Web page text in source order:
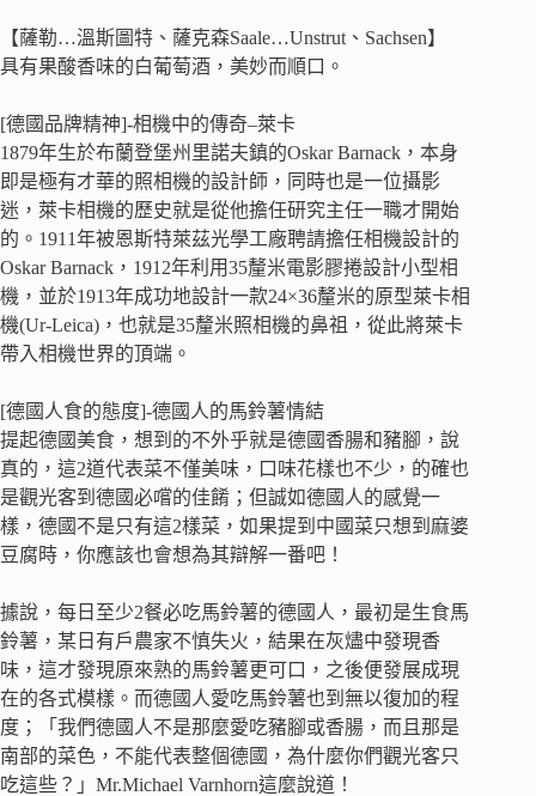
【薩勒…溫斯圖特、薩克森Saale…Unstrut、Sachsen】
具有果酸香味的白葡萄酒，美妙而順口。
[德國品牌精神]-相機中的傳奇–萊卡
1879年生於布蘭登堡州里諾夫鎮的Oskar Barnack，本身
即是極有才華的照相機的設計師，同時也是一位攝影
迷，萊卡相機的歷史就是從他擔任研究主任一職才開始
的。1911年被恩斯特萊茲光學工廠聘請擔任相機設計的
Oskar Barnack，1912年利用35釐米電影膠捲設計小型相
機，並於1913年成功地設計一款24×36釐米的原型萊卡相
機(Ur-Leica)，也就是35釐米照相機的鼻祖，從此將萊卡
帶入相機世界的頂端。
[德國人食的態度]-德國人的馬鈴薯情結
提起德國美食，想到的不外乎就是德國香腸和豬腳，說
真的，這2道代表菜不僅美味，口味花樣也不少，的確也
是觀光客到德國必嚐的佳餚；但誠如德國人的感覺一
樣，德國不是只有這2樣菜，如果提到中國菜只想到麻婆
豆腐時，你應該也會想為其辯解一番吧！
據說，每日至少2餐必吃馬鈴薯的德國人，最初是生食馬
鈴薯，某日有戶農家不慎失火，結果在灰燼中發現香
味，這才發現原來熟的馬鈴薯更可口，之後便發展成現
在的各式模樣。而德國人愛吃馬鈴薯也到無以復加的程
度；「我們德國人不是那麼愛吃豬腳或香腸，而且那是
南部的菜色，不能代表整個德國，為什麼你們觀光客只
吃這些？」Mr.Michael Varnhorn這麼說道！